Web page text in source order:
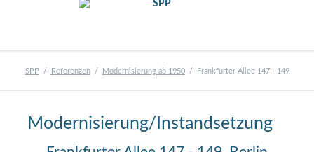
SPP Referenzen Modernisierung ab 1950 Frankfurter Allee 147 - 149
Modernisierung/Instandsetzung